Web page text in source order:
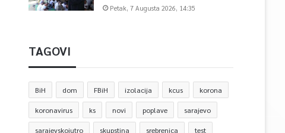
Petak, 7 Augusta 2026, 14:35
TAGOVI
BiH dom FBiH izolacija kcus korona
koronavirus ks novi poplave sarajevo
sarajevskojutro skupstina srebrenica test